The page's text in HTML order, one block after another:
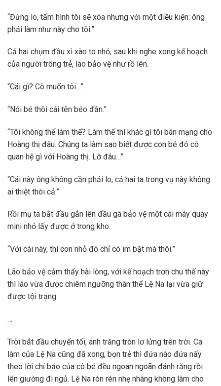
“Đừng lo, tấm hình tôi sẽ xóa nhưng với một điều kiện: ông
phải làm như này cho tôi.”
Cả hai chụm đầu xì xào to nhỏ, sau khi nghe xong kế hoạch
của người trông trẻ, lão bảo vệ như rồ lên.
“Cái gì? Cô muốn tôi…”
“Nói bé thôi cái tên béo đần.”
“Tôi không thể làm thế? Làm thế thì khác gì tôi bán mạng cho
Hoàng thị đâu. Chúng ta làm sao biết được con bé đó có
quan hệ gì với Hoàng thị. Lỡ đâu…”
“Cái này ông không cần phải lo, cả hai ta trong vụ này không
ai thiệt thòi cả.”
Rồi mụ ta bắt đầu gắn lên đầu gã bảo vệ một cái máy quay
mini nhỏ lấy được ở trong kho.
“Với cái này, thì con nhỏ đó chỉ có im bặt mà thôi.”
Lão bảo vệ cảm thấy hài lòng, với kế hoạch trơn chu thế này
thì lão vừa được chiêm ngưỡng thân thể Lệ Na lại vừa giữ
được tội trạng.
…
Trời bắt đầu chuyển tối, ánh trăng tròn lơ lửng trên trời. Ca
làm của Lệ Na cũng đã xong, bọn trẻ thì đứa nào đứa nấy
theo lời chỉ bảo của cô bé đều ngoan ngoãn đánh răng rồi
lên giường đi ngủ. Lệ Na rón rén nhẹ nhàng không làm cho